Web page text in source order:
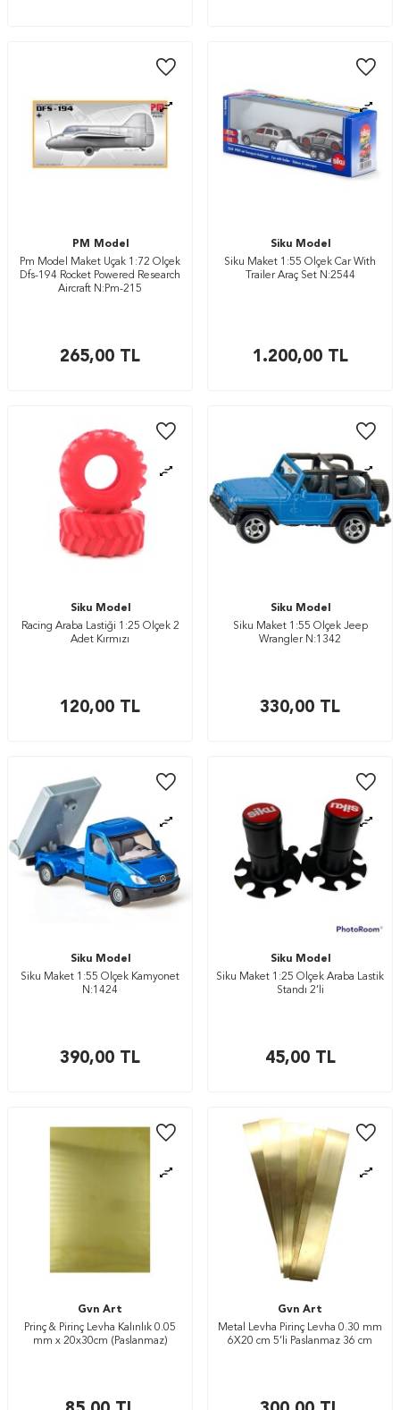
PM Model
Pm Model Maket Uçak 1:72 Ölçek
Dfs-194 Rocket Powered Research
Aircraft N:Pm-215
265,00 TL
Siku Model
Siku Maket 1:55 Ölçek Car With
Trailer Araç Set N:2544
1.200,00TL
Siku Model
Racing Araba Lastiği 1:25 Ölçek 2
Adet Kırmızı
120,00 TL
Siku Model
Siku Maket 1:55 Ölçek Jeep
Wrangler N:1342
330,00 TL
Siku Model
Siku Maket 1:55 Ölçek Kamyonet
N:1424
390,00 TL
Siku Model
Siku Maket 1:25 Ölçek Araba Lastik
Standı 2’li
45,00TL
Gvn Art
Prinç & Pirinç Levha Kalınlık 0.05
mm x 20x30cm (Paslanmaz)
Gvn Art
Metal Levha Pirinç Levha 0.30 mm
6X20 cm 5’li Paslanmaz 36 cm